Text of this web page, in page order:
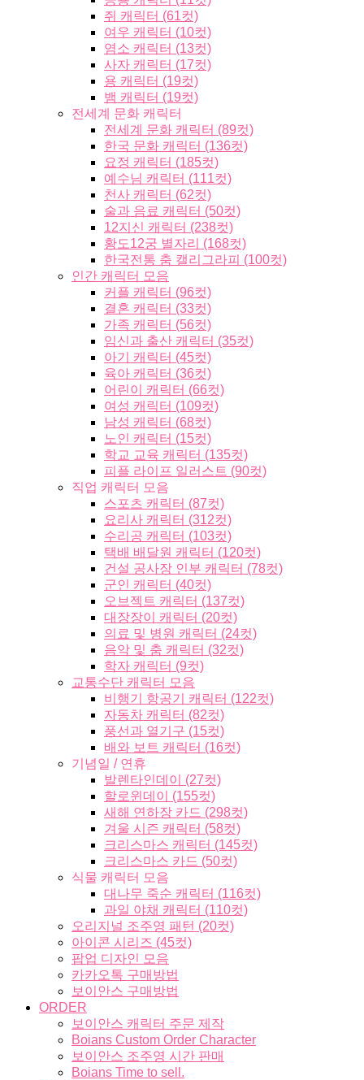
쥐 캐릭터 (61컷)
여우 캐릭터 (10컷)
염소 캐릭터 (13컷)
사자 캐릭터 (17컷)
용 캐릭터 (19컷)
뱀 캐릭터 (19컷)
전세계 문화 캐릭터
전세계 문화 캐릭터 (89컷)
한국 문화 캐릭터 (136컷)
요정 캐릭터 (185컷)
예수님 캐릭터 (111컷)
천사 캐릭터 (62컷)
술과 음료 캐릭터 (50컷)
12지신 캐릭터 (238컷)
황도12궁 별자리 (168컷)
한국전통 춤 캘리그라피 (100컷)
인간 캐릭터 모음
커플 캐릭터 (96컷)
결혼 캐릭터 (33컷)
가족 캐릭터 (56컷)
임신과 출산 캐릭터 (35컷)
아기 캐릭터 (45컷)
육아 캐릭터 (36컷)
어린이 캐릭터 (66컷)
여성 캐릭터 (109컷)
남성 캐릭터 (68컷)
노인 캐릭터 (15컷)
학교 교육 캐릭터 (135컷)
피플 라이프 일러스트 (90컷)
직업 캐릭터 모음
스포츠 캐릭터 (87컷)
요리사 캐릭터 (312컷)
수리공 캐릭터 (103컷)
택배 배달원 캐릭터 (120컷)
건설 공사장 인부 캐릭터 (78컷)
군인 캐릭터 (40컷)
오브젝트 캐릭터 (137컷)
대장장이 캐릭터 (20컷)
의료 및 병원 캐릭터 (24컷)
음악 및 춤 캐릭터 (32컷)
학자 캐릭터 (9컷)
교통수단 캐릭터 모음
비행기 항공기 캐릭터 (122컷)
자동차 캐릭터 (82컷)
풍선과 열기구 (15컷)
배와 보트 캐릭터 (16컷)
기념일 / 연휴
발렌타인데이 (27컷)
할로윈데이 (155컷)
새해 연하장 카드 (298컷)
겨울 시즌 캐릭터 (58컷)
크리스마스 캐릭터 (145컷)
크리스마스 카드 (50컷)
식물 캐릭터 모음
대나무 죽순 캐릭터 (116컷)
과일 야채 캐릭터 (110컷)
오리지널 조주영 패턴 (20컷)
아이콘 시리즈 (45컷)
팝업 디자인 모음
카카오톡 구매방법
보이안스 구매방법
ORDER
보이안스 캐릭터 주문 제작
Boians Custom Order Character
보이안스 조주영 시간 판매
Boians Time to sell.